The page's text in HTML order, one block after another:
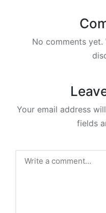
No comments yet.
Your email address
fields